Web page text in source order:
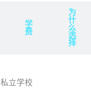
学
费
为
什
么
选
择
私立学校